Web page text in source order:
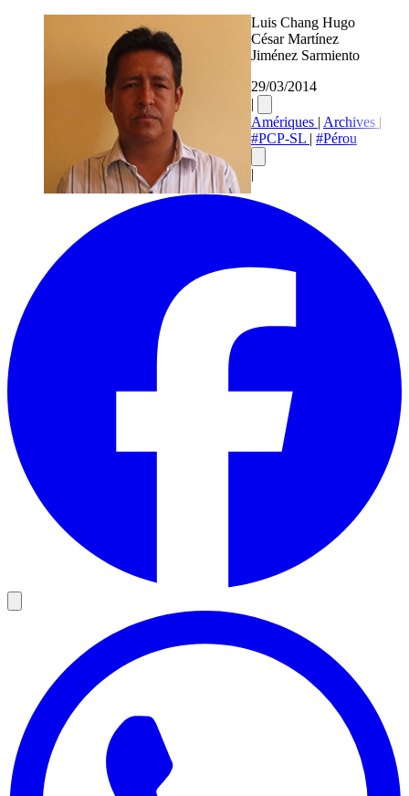
Luis Chang Hugo
César Martínez
Jiménez Sarmiento
29/03/2014
|
Amériques | Archives |
#PCP-SL | #Pérou
|